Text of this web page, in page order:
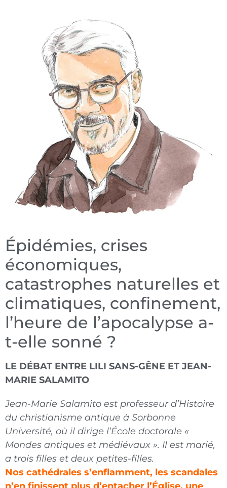
Épidémies, crises
économiques,
catastrophes naturelles et
climatiques, confinement,
l’heure de l’apocalypse a-
t-elle sonné ?
LE DÉBAT ENTRE LILI SANS-GÊNE ET JEAN-
MARIE SALAMITO
Jean-Marie Salamito est professeur d’Histoire
du christianisme antique à Sorbonne
Université, où il dirige l’École doctorale «
Mondes antiques et médiévaux ». Il est marié,
a trois filles et deux petites-filles.
Nos cathédrales s’enflamment, les scandales